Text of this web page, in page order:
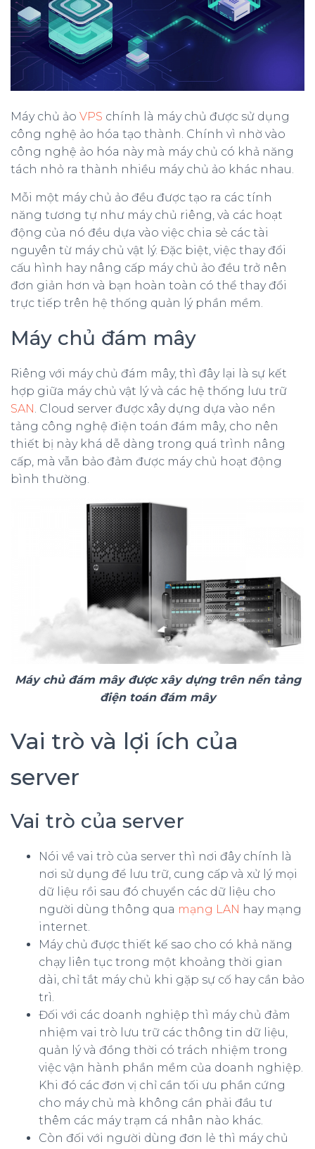
Máy chủ ảo VPS chính là máy chủ được sử dụng
công nghệ ảo hóa tạo thành. Chính vì nhờ vào
công nghệ ảo hóa này mà máy chủ có khả năng
tách nhỏ ra thành nhiều máy chủ ảo khác nhau.
Mỗi một máy chủ ảo đều được tạo ra các tính
năng tương tự như máy chủ riêng, và các hoạt
động của nó đều dựa vào việc chia sẻ các tài
nguyên từ máy chủ vật lý. Đặc biệt, việc thay đổi
cấu hình hay nâng cấp máy chủ ảo đều trở nên
đơn giản hơn và bạn hoàn toàn có thể thay đổi
trực tiếp trên hệ thống quản lý phần mềm.
Máy chủ đám mây
Riêng với máy chủ đám mây, thì đây lại là sự kết
hợp giữa máy chủ vật lý và các hệ thống lưu trữ
SAN. Cloud server được xây dựng dựa vào nền
tảng công nghệ điện toán đám mây, cho nên
thiết bị này khá dễ dàng trong quá trình nâng
cấp, mà vẫn bảo đảm được máy chủ hoạt động
bình thường.
Máy chủ đám mây được xây dựng trên nền tảng
điện toán đám mây
Vai trò và lợi ích của
server
Vai trò của server
Nói về vai trò của server thì nơi đây chính là
nơi sử dụng để lưu trữ, cung cấp và xử lý mọi
dữ liệu rồi sau đó chuyển các dữ liệu cho
người dùng thông qua mạng LAN hay mạng
internet.
Máy chủ được thiết kế sao cho có khả năng
chạy liên tục trong một khoảng thời gian
dài, chỉ tắt máy chủ khi gặp sự cố hay cần bảo
trì.
Đối với các doanh nghiệp thì máy chủ đảm
nhiệm vai trò lưu trữ các thông tin dữ liệu,
quản lý và đồng thời có trách nhiệm trong
việc vận hành phần mềm của doanh nghiệp.
Khi đó các đơn vị chỉ cần tối ưu phần cứng
cho máy chủ mà không cần phải đầu tư
thêm các máy trạm cá nhân nào khác.
Còn đối với người dùng đơn lẻ thì máy chủ